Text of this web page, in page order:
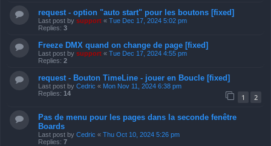
request - option "auto start" pour les boutons [fixed]
Last post by support « Tue Dec 17, 2024 5:02 pm
Replies: 3
Freeze DMX quand on change de page [fixed]
Last post by support « Tue Dec 17, 2024 4:55 pm
Replies: 2
request - Bouton TimeLine - jouer en Boucle [fixed]
Last post by Cedric « Mon Nov 11, 2024 6:38 pm
Replies: 14 1 2
Pas de menu pour les pages dans la seconde fenêtre
Boards
Last post by Cedric « Thu Oct 10, 2024 5:26 pm
Replies: 7